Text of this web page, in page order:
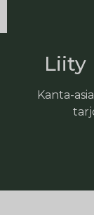
Liity
Kanta-